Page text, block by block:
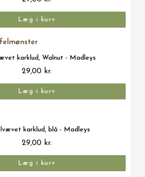
Læg i kurv
Vis her
karklud, Walnut - Madleys
29,00 kr.
Læg i kurv
Vis her
karklud, blå - Madleys
29,00 kr.
Læg i kurv